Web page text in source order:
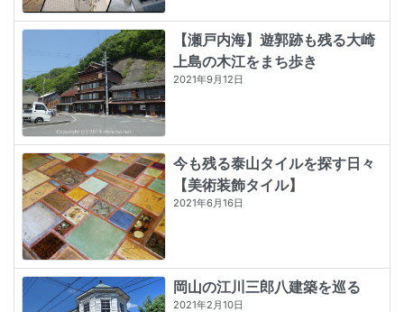
【瀬戸内海】遊郭跡も残る大崎
上島の木江をまち歩き
2021年9月12日
今も残る泰山タイルを探す日々
【美術装飾タイル】
2021年6月16日
岡山の江川三郎八建築を巡る
2021年2月10日